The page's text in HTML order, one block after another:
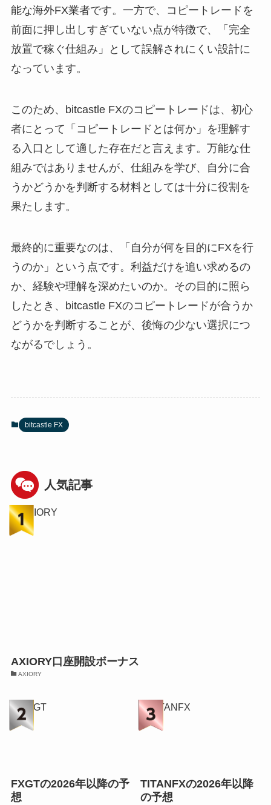
能な海外FX業者です。一方で、コピートレードを
前面に押し出しすぎていない点が特徴で、「完全
放置で稼ぐ仕組み」として誤解されにくい設計に
なっています。
このため、bitcastle FXのコピートレードは、初心
者にとって「コピートレードとは何か」を理解す
る入口として適した存在だと言えます。万能な仕
組みではありませんが、仕組みを学び、自分に合
うかどうかを判断する材料としては十分に役割を
果たします。
最終的に重要なのは、「自分が何を目的にFXを行
うのか」という点です。利益だけを追い求めるの
か、経験や理解を深めたいのか。その目的に照ら
したとき、bitcastle FXのコピートレードが合うか
どうかを判断することが、後悔の少ない選択につ
ながるでしょう。
bitcastle FX
人気記事
AXIORY口座開設ボーナス
AXIORY
FXGTの2026年以降の予
想
TITANFXの2026年以降
の予想